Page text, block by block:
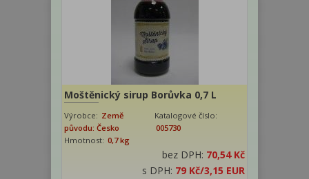
Moštěnický sirup Borůvka 0,7 L
Výrobce: Země
původu: Česko
Katalogové číslo:
005730
Hmotnost: 0,7 kg
bez DPH: 70,54 Kč
s DPH: 79 Kč/3,15 EUR